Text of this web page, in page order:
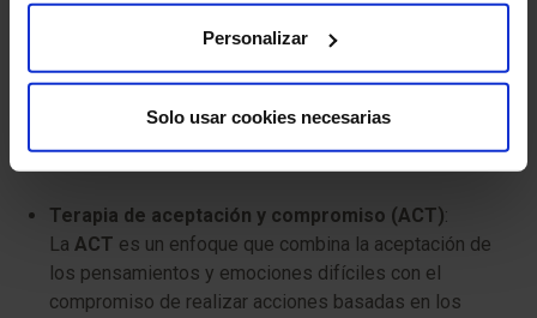
Personalizar
Solo usar cookies necesarias
la persona(desarrollada por Carl Rogers) es uno de
los métodos más conocidos dentro de este enfoque.
Se centra en crear un entorno terapéutico seguro y sin
sentimientos y desarrollar una mayor comprensión de
sí mismo.
Terapia de aceptación y compromiso (ACT):
La ACT es un enfoque que combina la aceptación de
los pensamientos y emociones difíciles con el
compromiso de realizar acciones basadas en los